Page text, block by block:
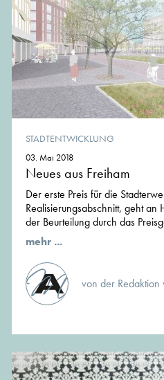
STADTENTWICKLUNG
03. Mai 2018
Neues aus Freiham
Der erste Preis für die
Realisierungsabschnitt, geht an
der Beurteilung durch das
mehr ...
von der